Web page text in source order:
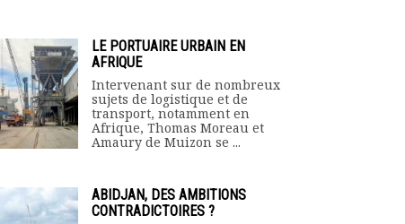
LE PORTUAIRE URBAIN EN
AFRIQUE
Intervenant sur de nombreux
sujets de logistique et de
transport, notamment en
Afrique, Thomas Moreau et
Amaury de Muizon se ...
ABIDJAN, DES AMBITIONS
CONTRADICTOIRES ?